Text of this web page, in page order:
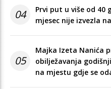
04
Prvi put u više od 40
mjesec nije izvezla
05
Majka Izeta Nanića
obilježavanja
na mjestu gdje se